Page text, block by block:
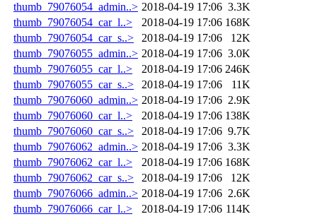
thumb_79076054_admin..> 2018-04-19 17:06 3.3K
thumb_79076054_car_l..>
2018-04-19 17:06 168K
thumb_79076054_car_s..>
2018-04-19 17:06
12K
thumb_79076055_admin..> 2018-04-19 17:06 3.0K
thumb_79076055_car_l..>
2018-04-19 17:06 246K
thumb_79076055_car_s..>
2018-04-19 17:06
11K
thumb_79076060_admin..> 2018-04-19 17:06 2.9K
thumb_79076060_car_l..>
2018-04-19 17:06 138K
thumb_79076060_car_s..>
2018-04-19 17:06 9.7K
thumb_79076062_admin..> 2018-04-19 17:06 3.3K
thumb_79076062_car_l..>
2018-04-19 17:06 168K
thumb_79076062_car_s..>
2018-04-19 17:06
12K
thumb_79076066_admin..> 2018-04-19 17:06 2.6K
thumb_79076066_car_l..>
2018-04-19 17:06 114K